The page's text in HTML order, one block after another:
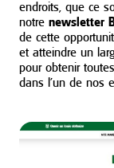
endroits, que ce
notre newsletter
de cette
et atteindre un
pour obtenir
dans l’un de nos